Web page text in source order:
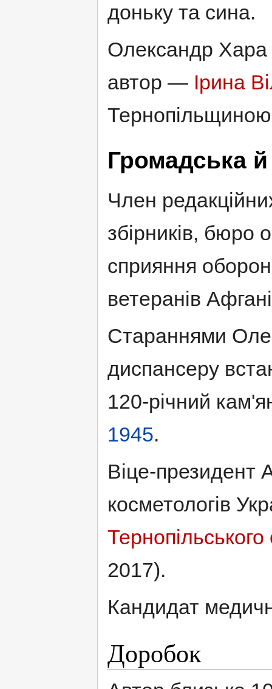
доньку та сина.
Олександр
автор — Ірина
Тернопільщиною
Громадська й
Член
збірників, бюро
сприяння
ветеранів
Стараннями
диспансеру
120-річний
1945.
Віце-президент
косметологів
Тернопільського
2017).
Кандидат
Доробок